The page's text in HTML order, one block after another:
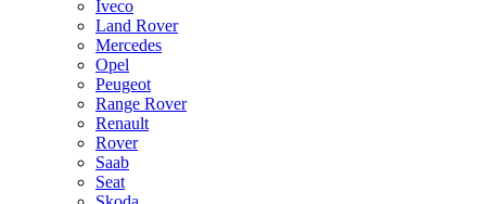
Iveco
Land Rover
Mercedes
Opel
Peugeot
Range Rover
Renault
Rover
Saab
Seat